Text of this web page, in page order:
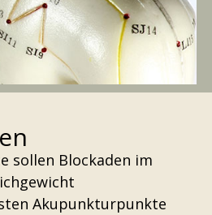
sollen Blockaden im
Akupunkturpunkte